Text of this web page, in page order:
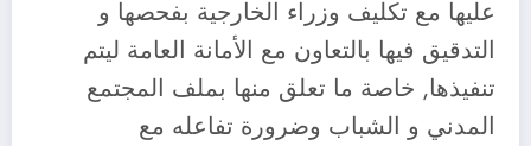
عليها مع تكليف وزراء الخارجية بفحصها و
التدقيق فيها بالتعاون مع الأمانة العامة ليتم
تنفيذها, خاصة ما تعلق منها بملف المجتمع
المدني و الشباب وضرورة تفاعله مع